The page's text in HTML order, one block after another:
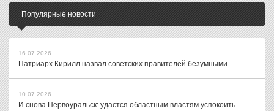
Популярные новости
16.07.2026
Патриарх Кирилл назвал советских правителей безумными
10.07.2026
И снова Первоуральск: удастся областным властям успокоить